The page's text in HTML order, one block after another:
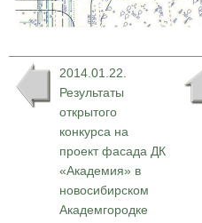
2014.01.22.
Результаты
открытого
конкурса на
проект фасада ДК
«Академия» в
новосибирском
Академгородке